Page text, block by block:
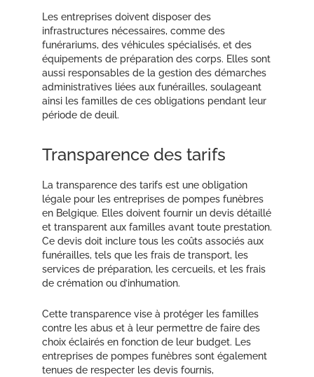
Les entreprises doivent disposer des
infrastructures nécessaires, comme des
funérariums, des véhicules spécialisés, et des
équipements de préparation des corps. Elles sont
aussi responsables de la gestion des démarches
administratives liées aux funérailles, soulageant
ainsi les familles de ces obligations pendant leur
période de deuil.
Transparence des tarifs
La transparence des tarifs est une obligation
légale pour les entreprises de pompes funèbres
en Belgique. Elles doivent fournir un devis détaillé
et transparent aux familles avant toute prestation.
Ce devis doit inclure tous les coûts associés aux
funérailles, tels que les frais de transport, les
services de préparation, les cercueils, et les frais
de crémation ou d’inhumation.
Cette transparence vise à protéger les familles
contre les abus et à leur permettre de faire des
choix éclairés en fonction de leur budget. Les
entreprises de pompes funèbres sont également
tenues de respecter les devis fournis,